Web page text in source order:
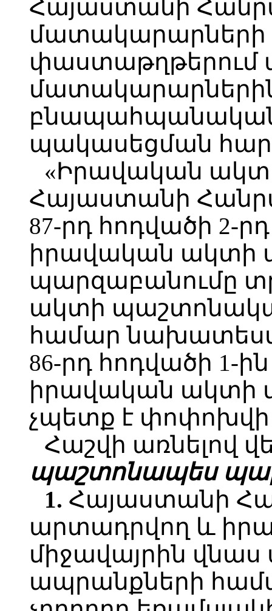
Հայաստանի
մատակարարների
փաստաթղթերում
պակասեցման
«Իրավական
Հայաստանի
87-րդ հոդվածի 2-
իրավական ակտի
պարզաբանումը
ակտի
համար
86-րդ հոդվածի 1-
իրավական ակտի
չպետք է
Հաշվի առնելով
պաշտոնապես
1. Հայաստանի
արտադրվող և
միջավայրին
ապրանքների